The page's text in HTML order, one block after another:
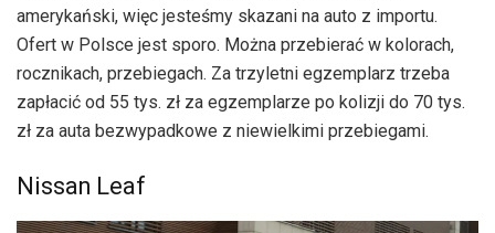
amerykański, więc jesteśmy skazani na auto z importu.
Ofert w Polsce jest sporo. Można przebierać w kolorach,
rocznikach, przebiegach. Za trzyletni egzemplarz trzeba
zapłacić od 55 tys. zł za egzemplarze po kolizji do 70 tys.
zł za auta bezwypadkowe z niewielkimi przebiegami.
Nissan Leaf